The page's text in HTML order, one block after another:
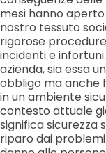
mesi hanno
nostro tessuto
rigorose
incidenti e
azienda, sia essa
obbligo ma anche
in un ambiente
contesto attuale
significa sicurezza
riparo dai